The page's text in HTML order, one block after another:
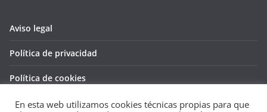
Aviso legal
Política de privacidad
Política de cookies
En esta web utilizamos cookies técnicas propias para que